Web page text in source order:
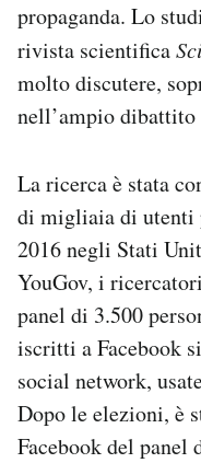
Notifiche mobile
Regala il Post
propaganda. Lo
rivista scientifica
molto discutere,
nell’ampio
La ricerca è stata
di migliaia di utenti
2016 negli Stati
YouGov, i
panel di 3.500
iscritti a Facebook
social network,
Dopo le elezioni, è
Facebook del panel